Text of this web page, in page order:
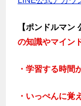
【ポンドルマ
の知識やマイン
・学習する時間
・いっぺんに覚